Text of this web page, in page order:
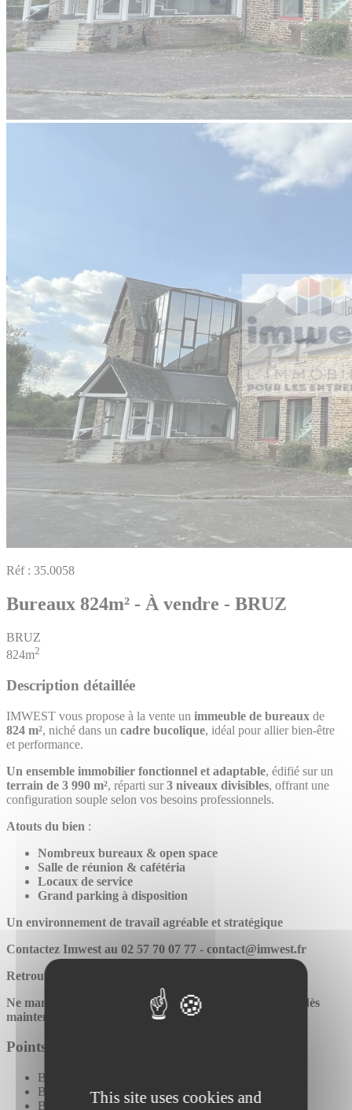
This site uses cookies and
Réf : 35.0058
Bureaux 824m² - À vendre - BRUZ
BRUZ
824m2
Description détaillée
IMWEST vous propose à la vente un immeuble de bureaux de
824 m², niché dans un cadre bucolique, idéal pour allier bien-être
et performance.
Un ensemble immobilier fonctionnel et adaptable, édifié sur un
terrain de 3 990 m², réparti sur3 niveaux divisibles, offrant une
configuration souple selon vos besoins professionnels.
Atouts du bien :
Nombreux bureaux & open space
Salle de réunion & cafétéria
Locaux de service
Grand parking à disposition
Un environnement de travail agréable et stratégique
Contactez Imwest au 02 57 70 07 77 - contact@imwest.fr
Retrouvez toutes nos offres sur www.imwest.fr
Ne manquez pas cette opportunité, planifiez votre visite dès
maintenant !
Points importants
Baie de Brassage
Banque d'accueil
Bureaux cloisonnés